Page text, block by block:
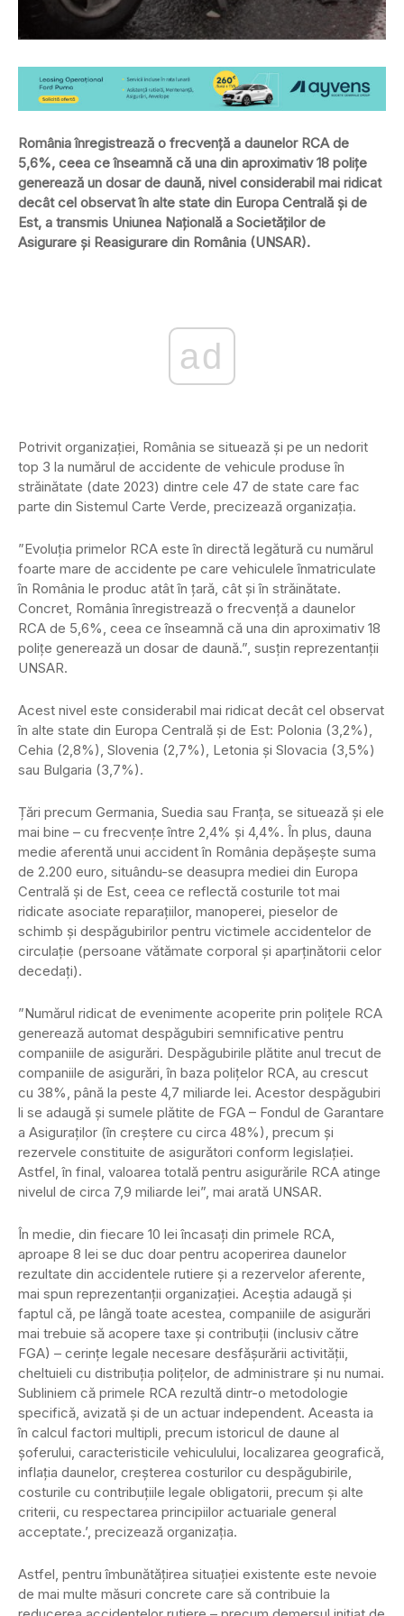
România înregistrează o frecvență a daunelor RCA de
5,6%, ceea ce înseamnă că una din aproximativ 18 polițe
generează un dosar de daună, nivel considerabil mai ridicat
decât cel observat în alte state din Europa Centrală și de
Est, a transmis Uniunea Națională a Societăților de
Asigurare și Reasigurare din România (UNSAR).
ad
Potrivit organizației, România se situează și pe un nedorit
top 3 la numărul de accidente de vehicule produse în
străinătate (date 2023) dintre cele 47 de state care fac
parte din Sistemul Carte Verde, precizează organizația.
”Evoluția primelor RCA este în directă legătură cu numărul
foarte mare de accidente pe care vehiculele înmatriculate
în România le produc atât în țară, cât și în străinătate.
Concret, România înregistrează o frecvență a daunelor
RCA de 5,6%, ceea ce înseamnă că una din aproximativ 18
polițe generează un dosar de daună.”, susțin reprezentanții
UNSAR.
Acest nivel este considerabil mai ridicat decât cel observat
în alte state din Europa Centrală și de Est: Polonia (3,2%),
Cehia (2,8%), Slovenia (2,7%), Letonia și Slovacia (3,5%)
sau Bulgaria (3,7%).
Țări precum Germania, Suedia sau Franța, se situează și ele
mai bine – cu frecvențe între 2,4% și 4,4%. În plus, dauna
medie aferentă unui accident în România depășește suma
de 2.200 euro, situându-se deasupra mediei din Europa
Centrală și de Est, ceea ce reflectă costurile tot mai
ridicate asociate reparațiilor, manoperei, pieselor de
schimb și despăgubirilor pentru victimele accidentelor de
circulație (persoane vătămate corporal și aparținătorii celor
decedați).
”Numărul ridicat de evenimente acoperite prin polițele RCA
generează automat despăgubiri semnificative pentru
companiile de asigurări. Despăgubirile plătite anul trecut de
companiile de asigurări, în baza polițelor RCA, au crescut
cu 38%, până la peste 4,7 miliarde lei. Acestor despăgubiri
li se adaugă și sumele plătite de FGA – Fondul de Garantare
a Asiguraților (în creștere cu circa 48%), precum și
rezervele constituite de asigurători conform legislației.
Astfel, în final, valoarea totală pentru asigurările RCA atinge
nivelul de circa 7,9 miliarde lei”, mai arată UNSAR.
În medie, din fiecare 10 lei încasați din primele RCA,
aproape 8 lei se duc doar pentru acoperirea daunelor
rezultate din accidentele rutiere și a rezervelor aferente,
mai spun reprezentanții organizației. Aceștia adaugă și
faptul că, pe lângă toate acestea, companiile de asigurări
mai trebuie să acopere taxe și contribuții (inclusiv către
FGA) – cerințe legale necesare desfășurării activității,
cheltuieli cu distribuția polițelor, de administrare și nu numai.
Subliniem că primele RCA rezultă dintr-o metodologie
specifică, avizată și de un actuar independent. Aceasta ia
în calcul factori multipli, precum istoricul de daune al
șoferului, caracteristicile vehiculului, localizarea geografică,
inflația daunelor, creșterea costurilor cu despăgubirile,
costurile cu contribuțiile legale obligatorii, precum și alte
criterii, cu respectarea principiilor actuariale general
acceptate.’, precizează organizația.
Astfel, pentru îmbunătățirea situației existente este nevoie
de mai multe măsuri concrete care să contribuie la